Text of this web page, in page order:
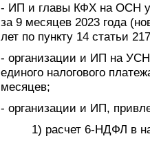
- ИП и главы КФХ на ОСН
за 9 месяцев 2023 года
лет по пункту 14 статьи
- организации и ИП на
единого налогового
месяцев;
- организации и ИП,
1) расчет 6-НДФЛ в